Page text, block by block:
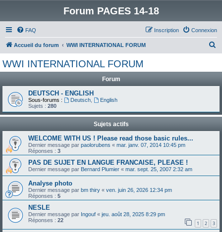
Forum PAGES 14-18
FAQ Connexion
Inscription
Accueil du forum WWI INTERNATIONAL FORUM
c
WWI INTERNATIONAL FORUM
Forum
DEUTSCH - ENGLISH
Sous-forums : Deutsch,
English
Sujets : 280
Sujets actifs
WELCOME WITH US ! Please read those basic rules...
Dernier message par paolorubens « mar. janv. 07, 2014 10:45 pm
Réponses : 3
PAS DE SUJET EN LANGUE FRANCAISE, PLEASE !
Dernier message par Bernard Plumier « mar. sept. 25, 2007 2:32 am
Analyse photo
Dernier message par bm thiry « ven. juin 26, 2026 12:34 pm
Réponses : 5
NESLE
Dernier message par Ingouf « jeu. août 28, 2025 8:29 pm
Réponses : 22 1 2 3